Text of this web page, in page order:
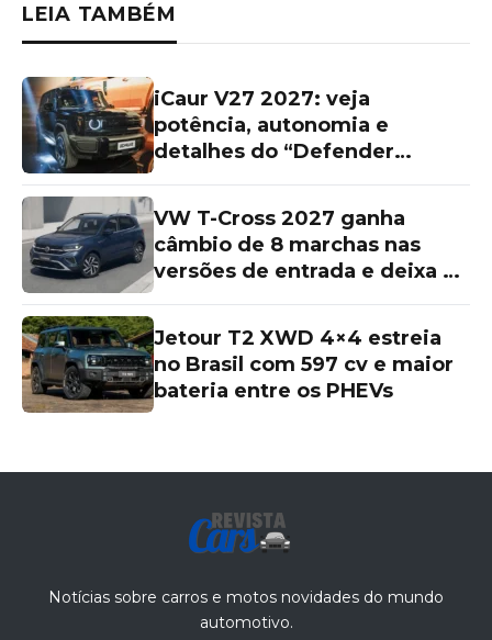
LEIA TAMBÉM
iCaur V27 2027: veja
potência, autonomia e
detalhes do “Defender
VW T-Cross 2027 ganha
câmbio de 8 marchas nas
versões de entrada e deixa as
Jetour T2 XWD 4×4 estreia
no Brasil com 597 cv e maior
bateria entre os PHEVs
Notícias sobre carros e motos novidades do mundo
automotivo.